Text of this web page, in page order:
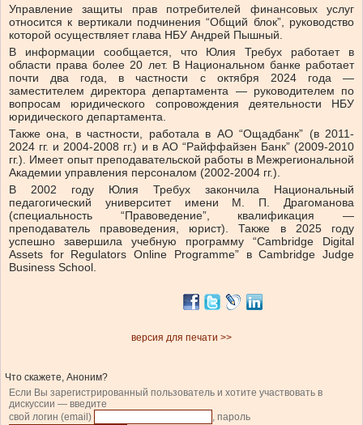
Управление защиты прав потребителей финансовых услуг
относится к вертикали подчинения “Общий блок”, руководство
которой осуществляет глава НБУ Андрей Пышный.
В информации сообщается, что Юлия Требух работает в
области права более 20 лет. В Национальном банке работает
почти два года, в частности с октября 2024 года —
заместителем директора департамента — руководителем по
вопросам юридического сопровождения деятельности НБУ
юридического департамента.
Также она, в частности, работала в АО “Ощадбанк” (в 2011-
2024 гг. и 2004-2008 гг.) и в АО “Райффайзен Банк” (2009-2010
гг.). Имеет опыт преподавательской работы в Межрегиональной
Академии управления персоналом (2002-2004 гг.).
В 2002 году Юлия Требух закончила Национальный
педагогический университет имени М. П. Драгоманова
(специальность “Правоведение”, квалификация —
преподаватель правоведения, юрист). Также в 2025 году
успешно завершила учебную программу “Cambridge Digital
Assets for Regulators Online Programme” в Cambridge Judge
Business School.
версия для печати >>
Что скажете, Аноним?
Если Вы зарегистрированный пользователь и хотите участвовать в
дискуссии — введите
свой логин (email)
, пароль